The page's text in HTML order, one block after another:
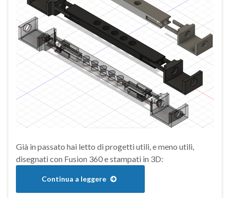
Già in passato hai letto di progetti utili, e meno utili,
disegnati con Fusion 360 e stampati in 3D:
Continua a leggere